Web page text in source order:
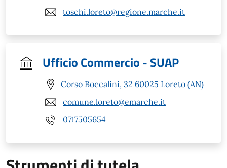
toschi.loreto@regione.marche.it
Ufficio Commercio - SUAP
Corso Boccalini, 32 60025 Loreto (AN)
comune.loreto@emarche.it
0717505654